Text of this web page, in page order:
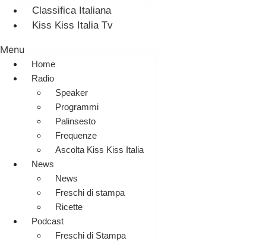
Classifica Italiana
Kiss Kiss Italia Tv
Menu
Home
Radio
Speaker
Programmi
Palinsesto
Frequenze
Ascolta Kiss Kiss Italia
News
News
Freschi di stampa
Ricette
Podcast
Freschi di Stampa